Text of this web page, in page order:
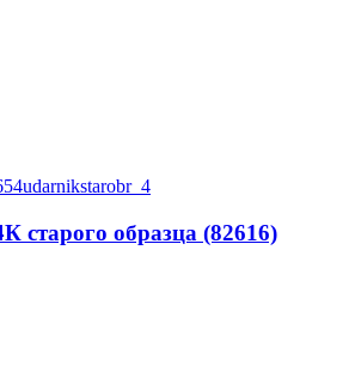
старого образца (82616)